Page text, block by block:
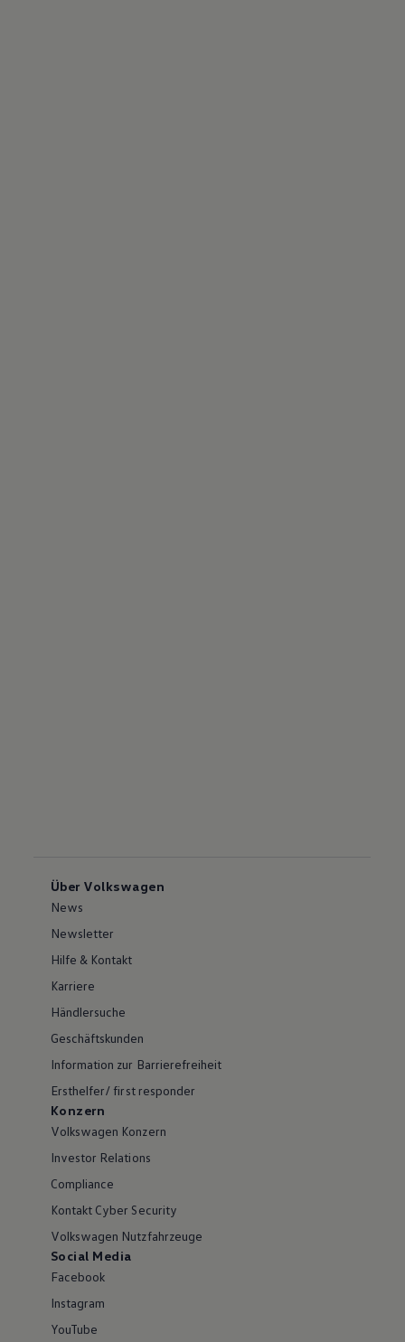
Über Volkswagen
News
Newsletter
Hilfe & Kontakt
Karriere
Händlersuche
Geschäftskunden
Information zur Barrierefreiheit
Ersthelfer/ first responder
Konzern
Volkswagen Konzern
Investor Relations
Compliance
Kontakt Cyber Security
Volkswagen Nutzfahrzeuge
Social Media
Facebook
Instagram
YouTube